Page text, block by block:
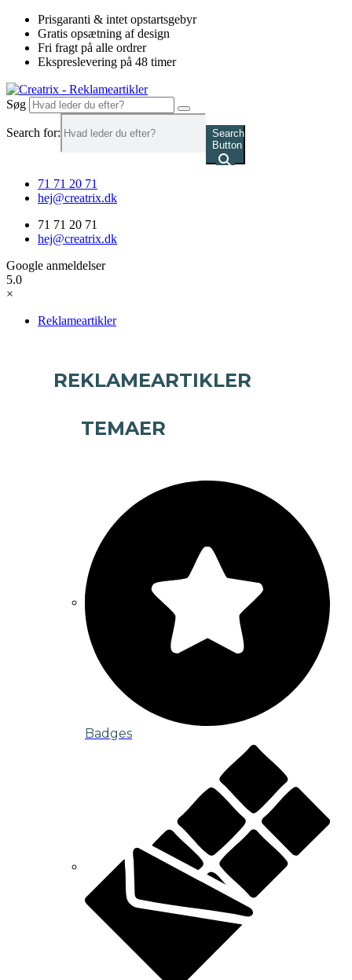
Videre
indhold
Prisgaranti & intet opstartsgebyr
Gratis opsætning af design
Fri fragt på alle ordrer
Ekspreslevering på 48 timer
Søg
Search for:
Search
Button
71 71 20 71
hej@creatrix.dk
71 71 20 71
hej@creatrix.dk
Google anmeldelser
5.0
×
Reklameartikler
REKLAMEARTIKLER
TEMAER
Badges